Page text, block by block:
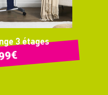
3 étages
€